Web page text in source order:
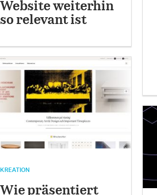
Website weiterhin
so relevant ist
KREATION
Wie präsentiert